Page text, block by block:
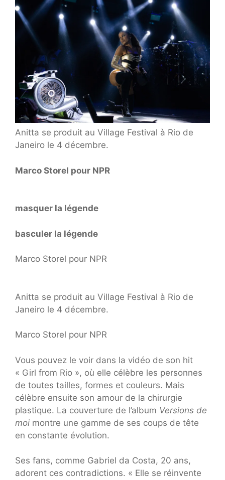
Anitta se produit au Village Festival à Rio de
Janeiro le 4 décembre.
Marco Storel pour NPR
masquer la légende
basculer la légende
Marco Storel pour NPR
Anitta se produit au Village Festival à Rio de
Janeiro le 4 décembre.
Marco Storel pour NPR
Vous pouvez le voir dans la vidéo de son hit
« Girl from Rio », où elle célèbre les personnes
de toutes tailles, formes et couleurs. Mais
célèbre ensuite son amour de la chirurgie
plastique. La couverture de l’album Versions de
moi montre une gamme de ses coups de tête
en constante évolution.
Ses fans, comme Gabriel da Costa, 20 ans,
adorent ces contradictions. « Elle se réinvente